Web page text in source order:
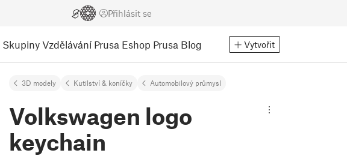
Přihlásit se
Skupiny Vzdělávání Prusa Eshop Prusa Blog Vytvořit
3D modely Kutilství & koníčky Automobilový průmysl
Volkswagen logo
keychain